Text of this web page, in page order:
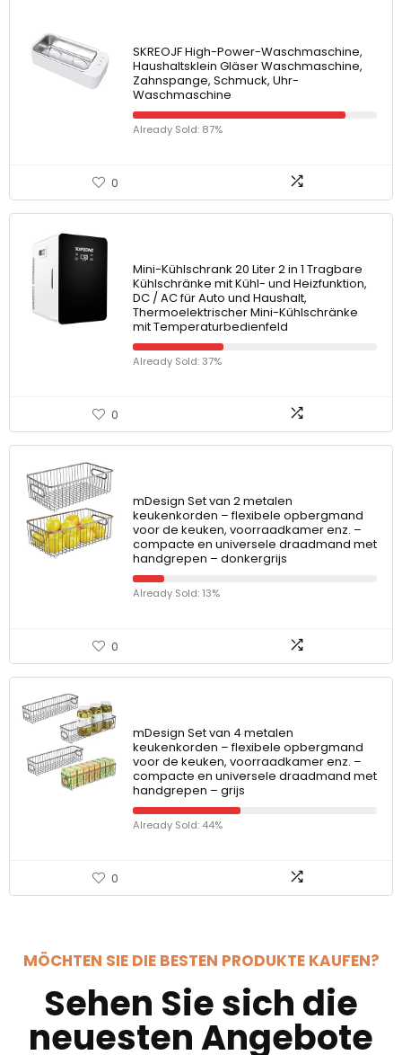
SKREOJF High-Power-Waschmaschine,
Haushaltsklein Gläser Waschmaschine,
Zahnspange, Schmuck, Uhr-
Waschmaschine
Already Sold: 87%
0
Mini-Kühlschrank 20 Liter 2 in 1 Tragbare
Kühlschränke mit Kühl- und Heizfunktion,
DC / AC für Auto und Haushalt,
Thermoelektrischer Mini-Kühlschränke
mit Temperaturbedienfeld
Already Sold: 37%
0
mDesign Set van 2 metalen
keukenkorden – flexibele opbergmand
voor de keuken, voorraadkamer enz. –
compacte en universele draadmand met
handgrepen – donkergrijs
Already Sold: 13%
0
mDesign Set van 4 metalen
keukenkorden – flexibele opbergmand
voor de keuken, voorraadkamer enz. –
compacte en universele draadmand met
handgrepen – grijs
Already Sold: 44%
0
MÖCHTEN SIE DIE BESTEN PRODUKTE KAUFEN?
Sehen Sie sich die
neuesten Angebote